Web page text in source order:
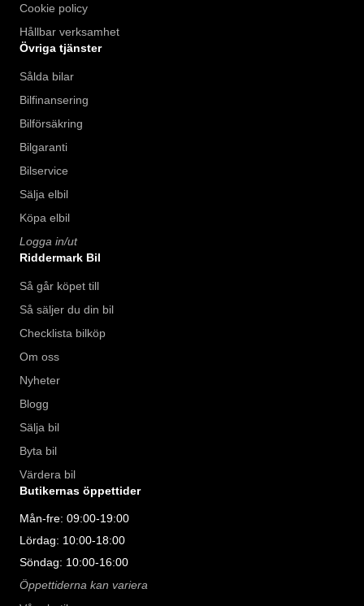
Cookie policy
Hållbar verksamhet
Övriga tjänster
Sålda bilar
Bilfinansering
Bilförsäkring
Bilgaranti
Bilservice
Sälja elbil
Köpa elbil
Logga in/ut
Riddermark Bil
Så går köpet till
Så säljer du din bil
Checklista bilköp
Om oss
Nyheter
Blogg
Sälja bil
Byta bil
Värdera bil
Butikernas öppettider
Mån-fre: 09:00-19:00
Lördag: 10:00-18:00
Söndag: 10:00-16:00
Öppettiderna kan variera